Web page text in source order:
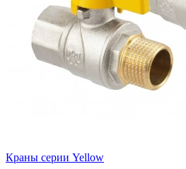
Краны серии Yellow